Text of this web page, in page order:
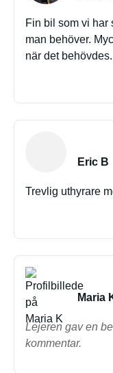
Fin bil som vi har
man behöver.
när det
Eric B
Trevlig uthyrare
Maria
Lejeren gav en
kommentar.